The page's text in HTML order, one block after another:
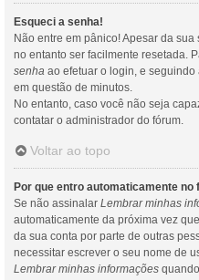
Esqueci a senha!
Não entre em pânico! Apesar da
no entanto ser facilmente resetada.
senha ao efetuar o login, e
em questão de minutos.
No entanto, caso você não seja
contatar o administrador do fórum.
Voltar ao topo
Por que entro automaticamente no
Se não assinalar Lembrar minhas
automaticamente da próxima vez
da sua conta por parte de outras
necessitar escrever o seu nome de
Lembrar minhas informações